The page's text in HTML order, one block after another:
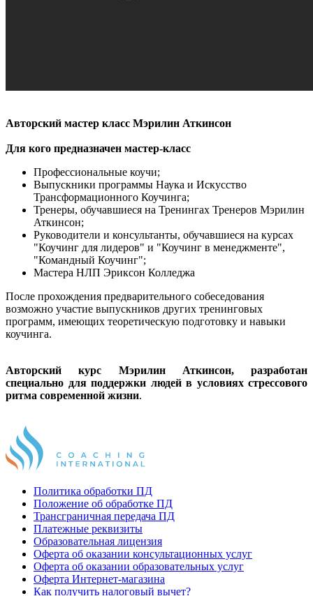
Авторский мастер класс Мэрилин Аткинсон
Для кого предназначен мастер-класс
Профессиональные коучи;
Выпускники программы Наука и Искусство
Трансформационного Коучинга;
Тренеры, обучавшиеся на Тренингах Тренеров Мэрилин
Аткинсон;
Руководители и консультанты, обучавшиеся на курсах
"Коучинг для лидеров" и "Коучинг в менеджменте",
"Командный Коучинг";
Мастера НЛП Эриксон Колледжа
После прохождения предварительного собеседования
возможно участие выпускников других тренинговых
программ, имеющих теоретическую подготовку и навыки
коучинга.
Авторский курс Мэрилин Аткинсон, разработан
специально для поддержки людей в условиях стрессового
ритма современной жизни.
Политика обработки ПД
Положение об обработке ПД
Трансграничная передача ПД
Платежные реквизиты
Образовательная лицензия
Оферта об оказании консультационных услуг
Оферта об оказании образовательных услуг
Оферта Интернет-магазина
Как получить налоговый вычет?